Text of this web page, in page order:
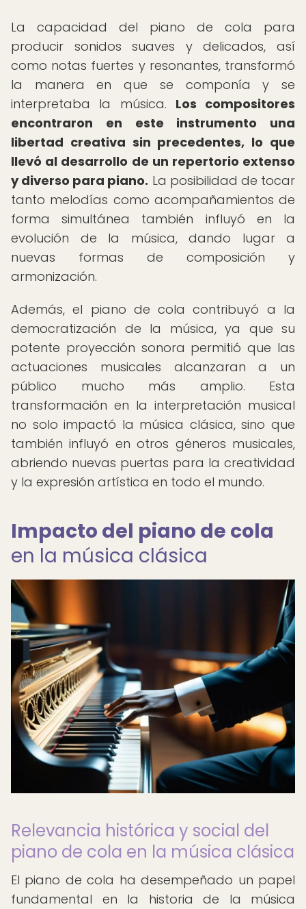
La capacidad del piano de cola para
producir sonidos suaves y delicados, así
como notas fuertes y resonantes, transformó
la manera en que se componía y se
interpretaba la música. Los compositores
encontraron en este instrumento una
libertad creativa sin precedentes, lo que
llevó al desarrollo de un repertorio extenso
y diverso para piano. La posibilidad de tocar
tanto melodías como acompañamientos de
forma simultánea también influyó en la
evolución de la música, dando lugar a
nuevas formas de composición y
armonización.
Además, el piano de cola contribuyó a la
democratización de la música, ya que su
potente proyección sonora permitió que las
actuaciones musicales alcanzaran a un
público mucho más amplio. Esta
transformación en la interpretación musical
no solo impactó la música clásica, sino que
también influyó en otros géneros musicales,
abriendo nuevas puertas para la creatividad
y la expresión artística en todo el mundo.
Impacto del piano de cola
en la música clásica
Relevancia histórica y social del
piano de cola en la música clásica
El piano de cola ha desempeñado un papel
fundamental en la historia de la música